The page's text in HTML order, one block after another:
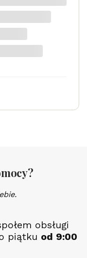
obsługi
piątku od 9:00